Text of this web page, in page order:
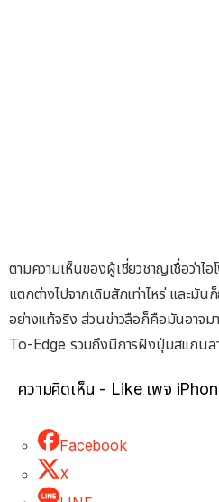
ตามความเห็นของผู้เชี่ยวชาญเชื่อว่าไ
แตกต่างไปจากเดิมสักเท่าไหร่ และมัน
อย่างแท้จริง ส่วนข่าวลือก็คือมันอาจ
To-Edge รวมถึงมีการฝังปุ่มสแกนล
ความคิดเห็น - Like เพจ
Facebook
X